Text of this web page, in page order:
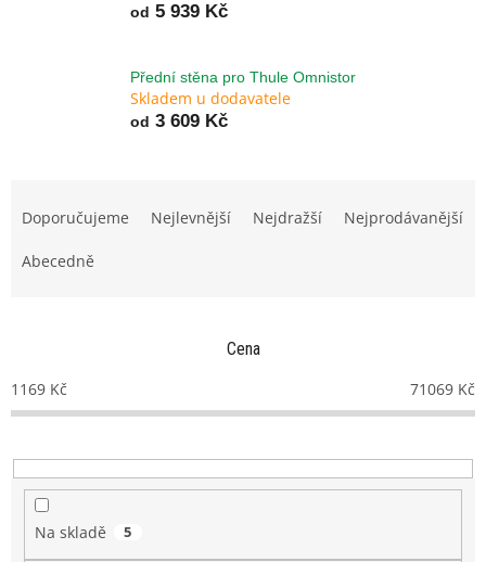
od 5 939 Kč
Přední stěna pro Thule Omnistor
Skladem u dodavatele
od 3 609 Kč
o
d
k
t
Doporučujeme Nejlevnější Nejdražší Nejprodávanější
Abecedně
Cena
1169 Kč 71069 Kč
Na skladě 5